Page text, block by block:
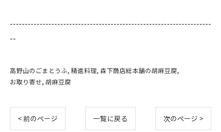
--------------------------------------------------------------------
--
高野山のごまとうふ 精進料理 森下商店総本舗の胡麻豆腐
お取り寄せ 胡麻豆腐
< 前のページ 一覧に戻る 次のページ >